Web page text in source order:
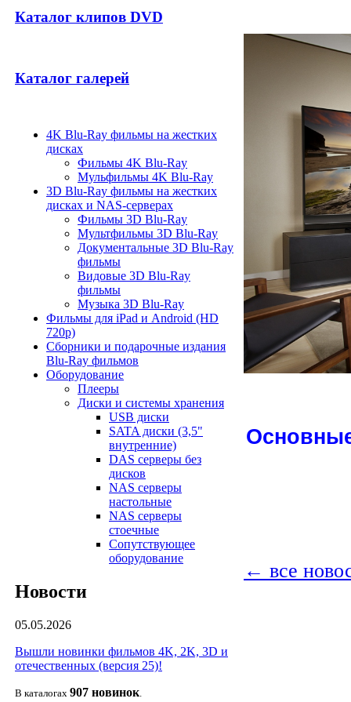
Каталог клипов DVD
Каталог галерей
4K Blu-Ray фильмы на жестких
дисках
Фильмы 4K Blu-Ray
Мульфильмы 4K Blu-Ray
3D Blu-Ray фильмы на жестких
дисках и NAS-серверах
Фильмы 3D Blu-Ray
Мультфильмы 3D Blu-Ray
Документальные 3D Blu-Ray
фильмы
Видовые 3D Blu-Ray
фильмы
Музыка 3D Blu-Ray
Фильмы для iPad и Android (HD
720p)
Сборники и подарочные издания
Blu-Ray фильмов
Оборудование
Плееры
Диски и системы хранения
USB диски
SATA диски (3,5"
внутренние)
DAS серверы без
дисков
NAS серверы
настольные
NAS серверы
стоечные
Сопутствующее
оборудование
Новости
05.05.2026
Вышли новинки фильмов 4K, 2K, 3D и
отечественных (версия 25)!
В каталогах 907 новинок.
← все